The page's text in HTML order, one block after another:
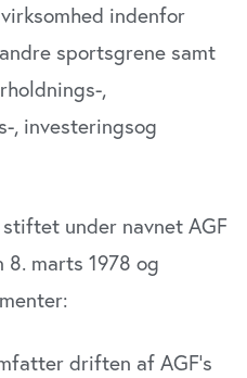
indenfor
sportsgrene samt
,
, investeringsog
under navnet AGF
marts 1978 og
driften af AGF’s